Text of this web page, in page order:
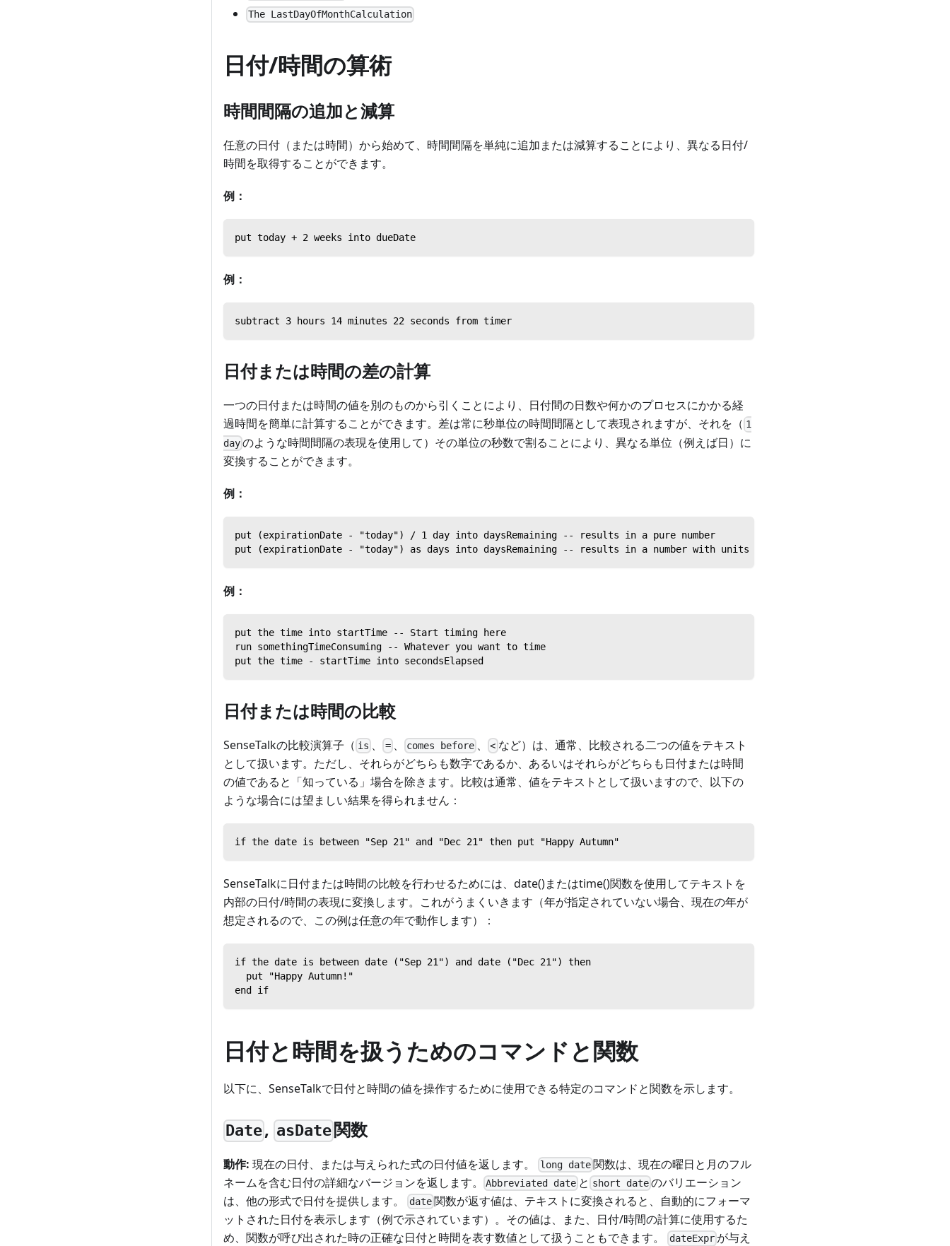
The LastDayOfMonthCalculation
日付/時間の算術
時間間隔の追加と減算
任意の日付（または時間）から始めて、時間間隔を単純に追加または減算することにより、異なる日付/
時間を取得することができます。
例：
put today + 2 weeks into dueDate
例：
subtract 3 hours 14 minutes 22 seconds from timer
日付または時間の差の計算
一つの日付または時間の値を別のものから引くことにより、日付間の日数や何かのプロセスにかかる経
過時間を簡単に計算することができます。差は常に秒単位の時間間隔として表現されますが、それを（ 1
dayのような時間間隔の表現を使用して）その単位の秒数で割ることにより、異なる単位（例えば日）に
変換することができます。
例：
put (expirationDate - "today") / 1 day into daysRemaining -- results in a pure number
put (expirationDate - "today") as days into daysRemaining -- results in a number with units of days
例：
put the time into startTime -- Start timing here
run somethingTimeConsuming -- Whatever you want to time
put the time - startTime into secondsElapsed
日付または時間の比較
SenseTalkの比較演算子（ is 、 =、 comes before 、< など）は、通常、比較される二つの値をテキスト
として扱います。ただし、それらがどちらも数字であるか、あるいはそれらがどちらも日付または時間
の値であると「知っている」場合を除きます。比較は通常、値をテキストとして扱いますので、以下の
ような場合には望ましい結果を得られません：
if the date is between "Sep 21" and "Dec 21" then put "Happy Autumn"
SenseTalkに日付または時間の比較を行わせるためには、date()またはtime()関数を使用してテキストを
内部の日付/時間の表現に変換します。これがうまくいきます（年が指定されていない場合、現在の年が
想定されるので、この例は任意の年で動作します）：
if the date is between date ("Sep 21") and date ("Dec 21") then
  put "Happy Autumn!"
end if
日付と時間を扱うためのコマンドと関数
以下に、SenseTalkで日付と時間の値を操作するために使用できる特定のコマンドと関数を示します。
Date,asDate関数
動作: 現在の日付、または与えられた式の日付値を返します。 long date 関数は、現在の曜日と月のフル
ネームを含む日付の詳細なバージョンを返します。
Abbreviated date と short dateのバリエーション
は、他の形式で日付を提供します。
date 関数が返す値は、テキストに変換されると、自動的にフォーマ
ットされた日付を表示します（例で示されています）。その値は、また、日付/時間の計算に使用するた
め、関数が呼び出された時の正確な日付と時間を表す数値として扱うこともできます。
dateExpr が与え